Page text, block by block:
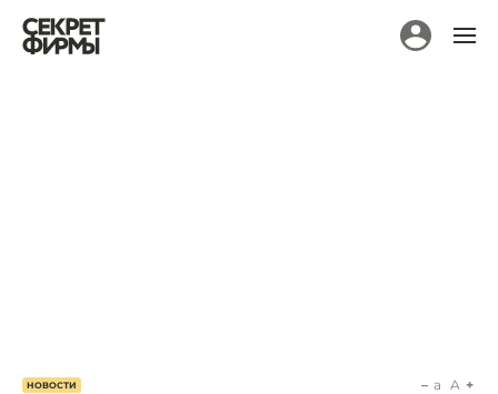
НОВОСТИ a A